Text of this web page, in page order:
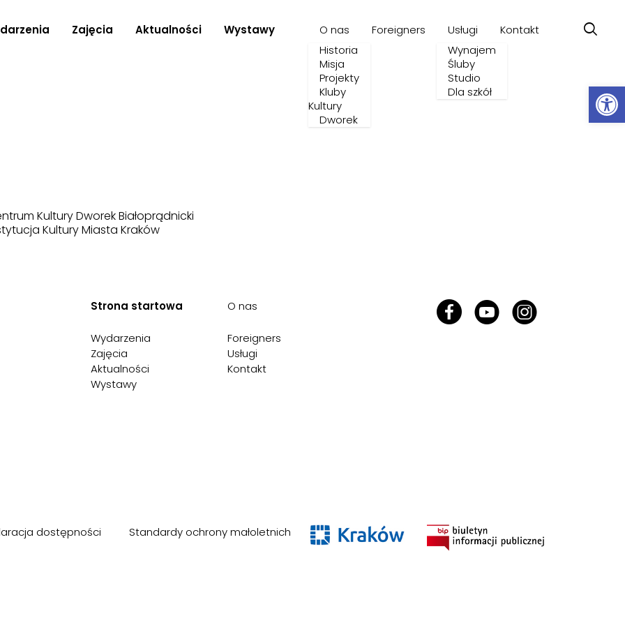
Zajęcia Aktualności Wystawy
O nas
Historia
Misja
Projekty
Kluby
Kultury
Dworek
Foreigners
Usługi
Wynajem
Śluby
Studio
Dla szkół
Kontakt
Kultury Dworek Białoprądnicki
Kultury Miasta Kraków
Strona startowa
Wydarzenia
Zajęcia
Aktualności
Wystawy
O nas
Foreigners
Usługi
Kontakt
dostępności Standardy ochrony małoletnich